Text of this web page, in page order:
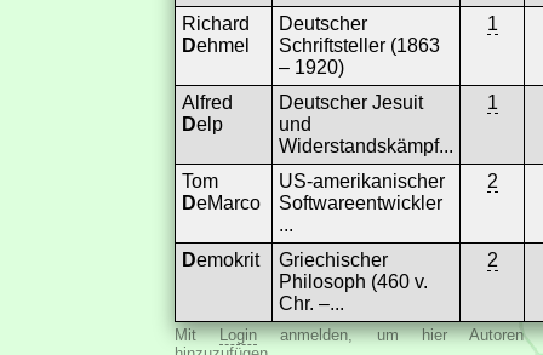
Richard
Dehmel
Deutscher
Schriftsteller (1863
– 1920)
1
Alfred
Delp
Deutscher Jesuit
und
Widerstandskämpf...
1
Tom
DeMarco
US-amerikanischer
Softwareentwickler
...
2
Demokrit
Griechischer
Philosoph (460 v.
Chr. –...
2
MitLoginanmelden, um hier Autoren